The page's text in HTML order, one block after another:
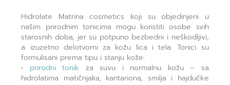
Hidrolate Matrina cosmetics koji su objedinjeni u
našim prirodnim tonicima mogu koristiti osobe svih
starosnih doba, jer su potpuno bezbedni i neškodljivi,
a izuzetno delotvorni za kožu lica i tela. Tonici su
formulisani prema tipu i stanju kože:
• prirodni tonik za suvu i normalnu kožu – sa
hidrolatima matičnjaka, kantariona, smilja i hajdučke